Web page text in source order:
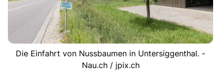
Die Einfahrt von Nussbaumen in Untersiggenthal. -
Nau.ch / jpix.ch